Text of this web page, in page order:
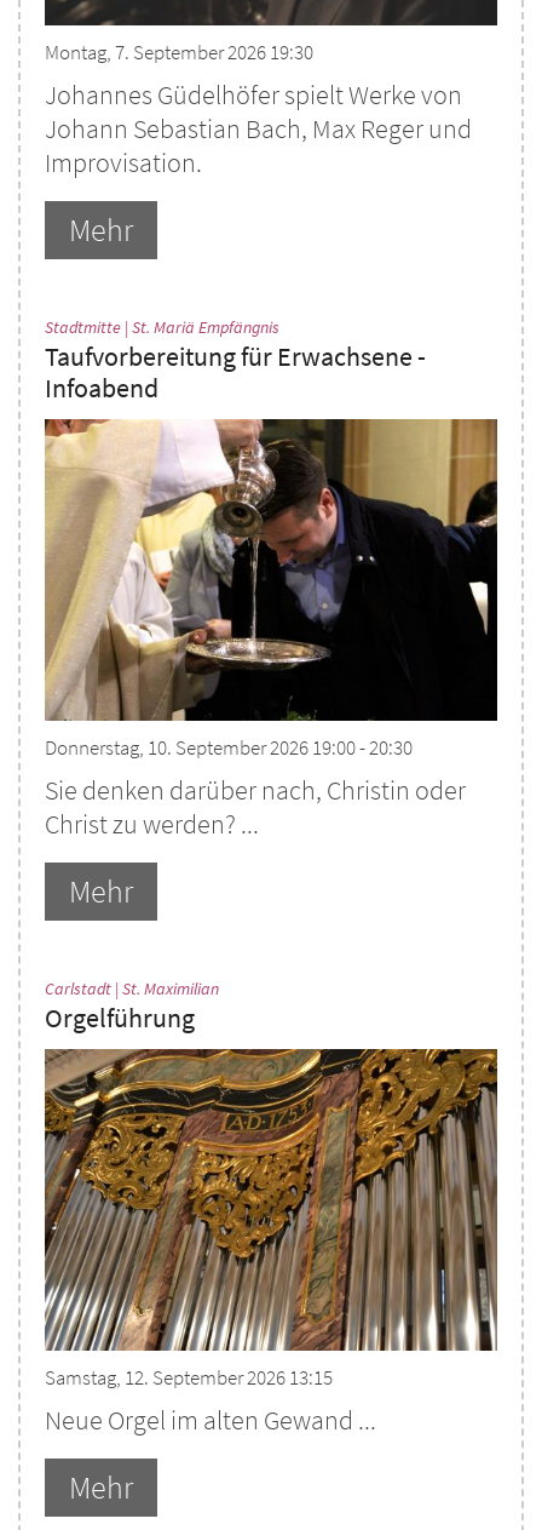
Montag, 7. September 2026 19:30
Johannes Güdelhöfer spielt Werke von
Johann Sebastian Bach, Max Reger und
Improvisation.
Mehr
Stadtmitte | St. Mariä Empfängnis
Taufvorbereitung für Erwachsene -
Infoabend
Donnerstag, 10. September 2026 19:00 - 20:30
Sie denken darüber nach, Christin oder
Christ zu werden? ...
Mehr
Carlstadt | St. Maximilian:
Orgelführung
Samstag, 12. September 2026 13:15
Neue Orgel im alten Gewand ...
Mehr